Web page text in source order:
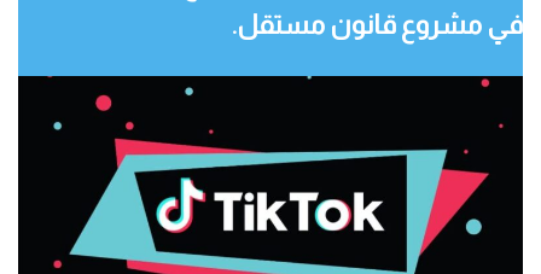
في مشروع قانون مستقل.